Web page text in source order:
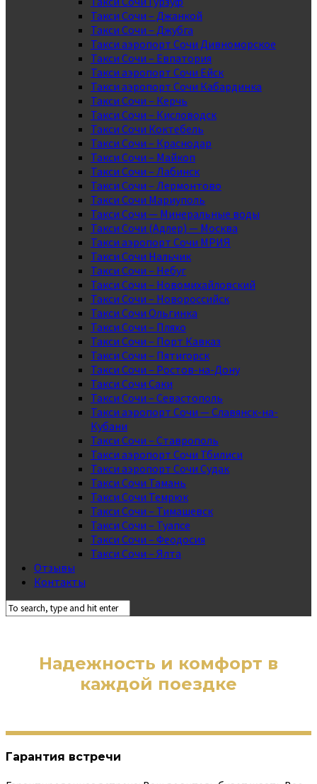
Такси Сочи – Джанкой
Такси Сочи – Джубга
Такси аэропорт Сочи Дивноморское
Такси Сочи – Евпатория
Такси аэропорт Сочи Ейск
Такси аэропорт Сочи Кабардинка
Такси Сочи – Керчь
Такси Сочи – Кисловодск
Такси Сочи Коктебель
Такси Сочи – Краснодар
Такси Сочи – Майкоп
Такси Сочи – Лабинск
Такси Сочи – Лермонтово
Такси Сочи Мариуполь
Такси Сочи — Минеральные воды
Такси Сочи (Адлер) — Москва
Такси аэропорт Сочи МРИЯ
Такси Сочи Нальчик
Такси Сочи – Небуг
Такси Сочи – Новомихайловский
Такси Сочи – Новороссийск
Такси Сочи Ольгинка
Такси Сочи – Пляхо
Такси Сочи – Порт Кавказ
Такси Сочи – Пятигорск
Такси Сочи – Ростов-на-Дону
Такси Сочи Саки
Такси Сочи – Севастополь
Такси аэропорт Сочи — Славянск-на-
Кубани
Такси Сочи – Ставрополь
Такси аэропорт Сочи Тбилиси
Такси аэропорт Сочи Судак
Такси Сочи Тамань
Такси Сочи Темрюк
Такси Сочи – Тимашевск
Такси Сочи – Туапсе
Такси Сочи – Феодосия
Такси Сочи – Ялта
Отзывы
Контакты
Надежность и комфорт в
каждой поездке
Гарантия встречи